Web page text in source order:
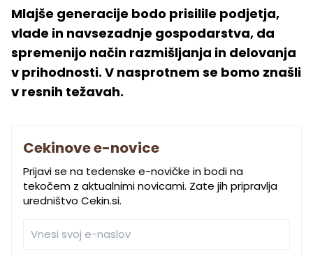
Mlajše generacije bodo prisilile podjetja,
vlade in navsezadnje gospodarstva, da
spremenijo način razmišljanja in delovanja
v prihodnosti. V nasprotnem se bomo znašli
v resnih težavah.
Cekinove e-novice
Prijavi se na tedenske e-novičke in bodi na
tekočem z aktualnimi novicami. Zate jih pripravlja
uredništvo Cekin.si.